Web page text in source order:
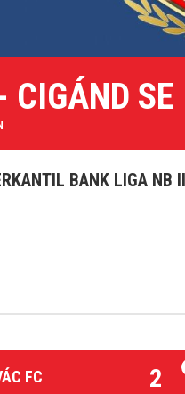
CIGÁND SE
BANK LIGA NB
2
FC